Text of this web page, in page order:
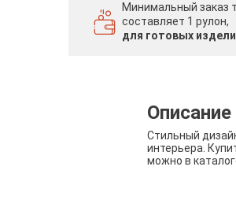
Минимальный заказ
составляет 1 рулон,
для готовых
Описание
Стильный
интерьера.
можно в